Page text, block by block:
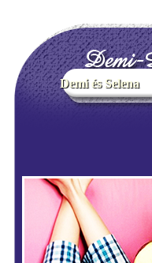
Demi és Selena